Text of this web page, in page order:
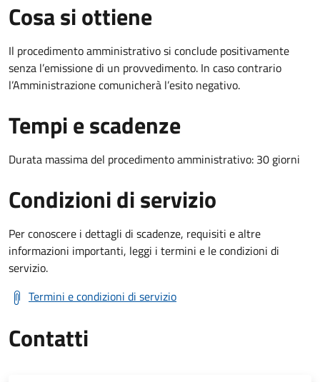
Cosa si ottiene
Il procedimento amministrativo si conclude positivamente
senza l’emissione di un provvedimento. In caso contrario
l’Amministrazione comunicherà l’esito negativo.
Tempi e scadenze
Durata massima del procedimento amministrativo: 30 giorni
Condizioni di servizio
Per conoscere i dettagli di scadenze, requisiti e altre
informazioni importanti, leggi i termini e le condizioni di
servizio.
Termini e condizioni di servizio
Contatti